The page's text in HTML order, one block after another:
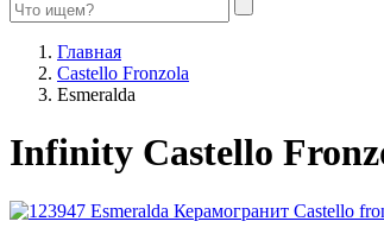
Главная
Castello Fronzola
Esmeralda
Infinity Castello